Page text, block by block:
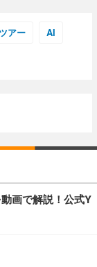
アー AI
画で解説！公式Y